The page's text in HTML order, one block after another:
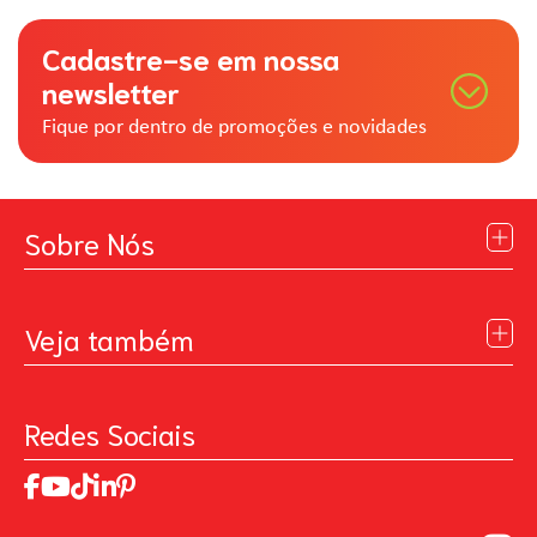
Cadastre-se em nossa
newsletter
Fique por dentro de promoções e novidades
Sobre Nós
Contato
Trabalhe Conosco
Relatório de Sustentabilidade 2025
Código de ética
Veja também
MasterChef
Art Of Love
Redes Sociais